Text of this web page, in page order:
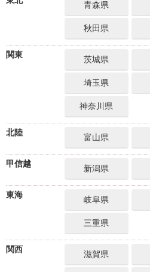
青森県
秋田県
関東 茨城県
埼玉県
神奈川県
北陸 富山県
甲信越 新潟県
東海 岐阜県
三重県
関西 滋賀県